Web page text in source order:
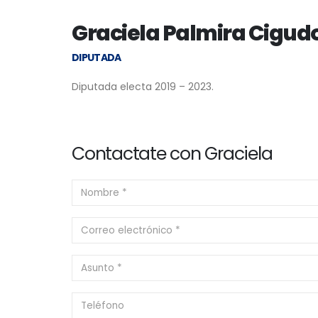
Graciela Palmira
DIPUTADA
Diputada electa 2019 – 2023.
Contactate con Graciela